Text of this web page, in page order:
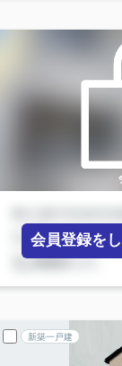
会員登録を
新築一戸建